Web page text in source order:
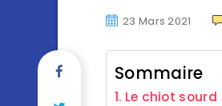
23 Mars 2021
Sommaire
Le chiot sourd